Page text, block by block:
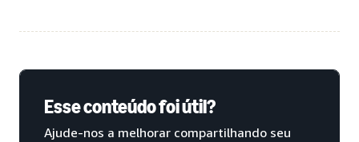
Esse conteúdo foi útil?
Ajude-nos a melhorar compartilhando seu